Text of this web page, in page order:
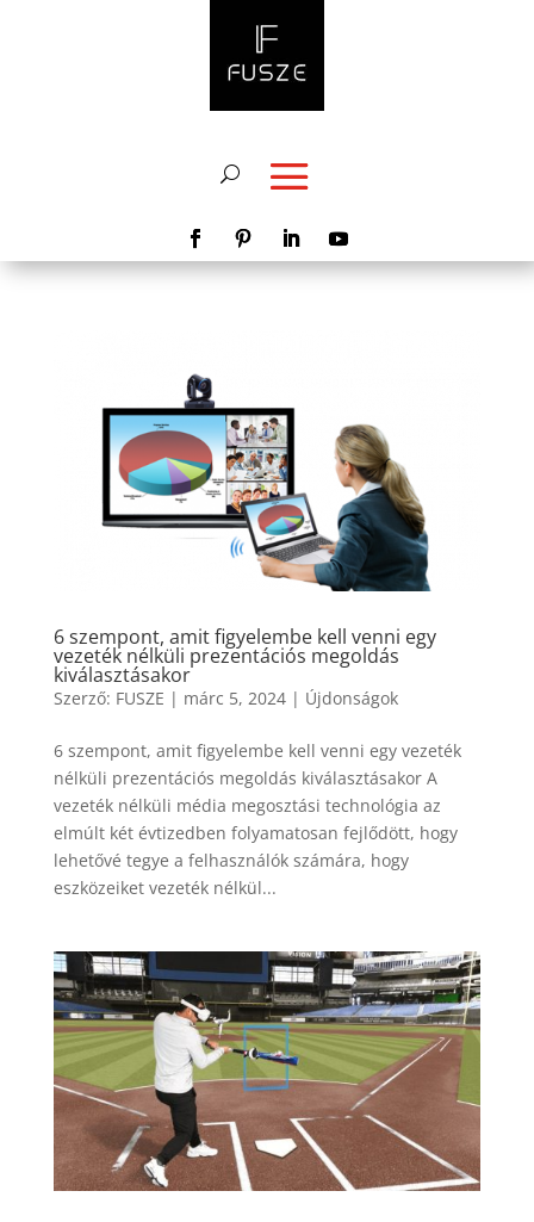
6 szempont, amit figyelembe kell venni egy
vezeték nélküli prezentációs megoldás
kiválasztásakor
Szerző: FUSZE | márc 5, 2024| Újdonságok
6 szempont, amit figyelembe kell venni egy vezeték
nélküli prezentációs megoldás kiválasztásakor A
vezeték nélküli média megosztási technológia az
elmúlt két évtizedben folyamatosan fejlődött, hogy
lehetővé tegye a felhasználók számára, hogy
eszközeiket vezeték nélkül...